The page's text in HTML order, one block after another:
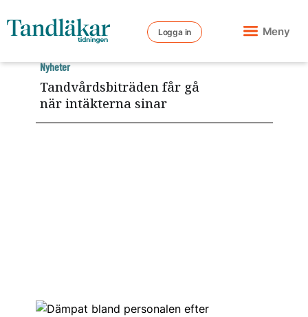
Logga in Meny
Tandvårdsbiträden får gå
när intäkterna sinar
Nyheter